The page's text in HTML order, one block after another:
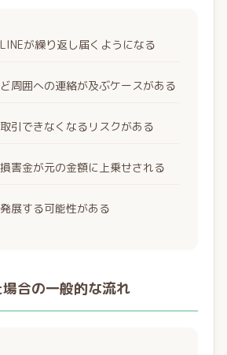
が繰り返し届くようになる
周囲への連絡が及ぶケースがある
引できなくなるリスクがある
害金が元の金額に上乗せされる
展する可能性がある
合の一般的な流れ